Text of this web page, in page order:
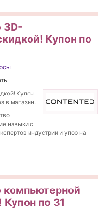
3D-
Купон по
Купон
в магазин.
навыки с
индустрии и упор на
компьютерной
Купон по 31